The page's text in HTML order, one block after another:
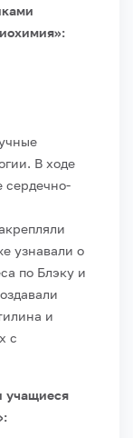
В ходе
сердечно-
узнавали о
по Блэку и
и
с
учащиеся